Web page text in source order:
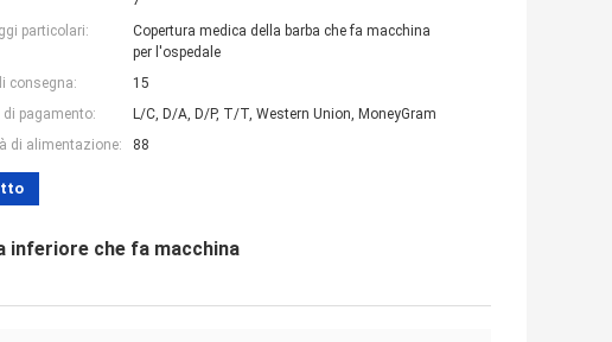
particolari:
Copertura medica della barba che fa macchina
per l'ospedale
consegna:
15
di pagamento:
L/C, D/A, D/P, T/T, Western Union, MoneyGram
di alimentazione:
88
inferiore che fa macchina